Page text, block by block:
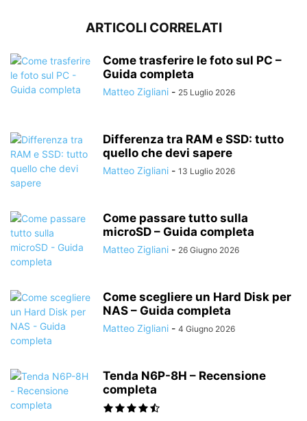
ARTICOLI CORRELATI
Come trasferire le foto sul PC –
Guida completa
Matteo Zigliani - 25 Luglio 2026
Differenza tra RAM e SSD: tutto
quello che devi sapere
Matteo Zigliani - 13 Luglio 2026
Come passare tutto sulla
microSD – Guida completa
Matteo Zigliani - 26 Giugno 2026
Come scegliere un Hard Disk per
NAS – Guida completa
Matteo Zigliani - 4 Giugno 2026
Tenda N6P-8H – Recensione
completa